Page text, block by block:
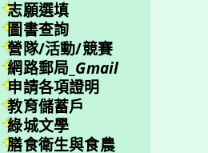
志願選填
圖書查詢
營隊/活動/競賽
網路郵局_ Gmail
申請各項證明
教育儲蓄戶
綠城文學
膳食衛生與食農